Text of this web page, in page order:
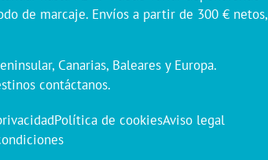
de marcaje. Envíos a partir de 300 € netos,
Canarias, Baleares y Europa.
contáctanos.
Política de cookiesAviso legal